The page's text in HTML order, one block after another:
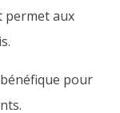
permet aux
pour